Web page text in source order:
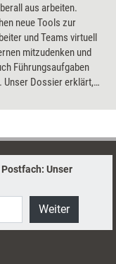
aus arbeiten.
neue Tools zur
und Teams virtuell
mitzudenken und
Führungsaufgaben
Unser Dossier erklärt,
lernen müssen.
Unser
Weiter